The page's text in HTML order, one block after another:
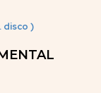
disco )